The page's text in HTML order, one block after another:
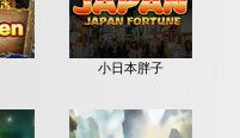
小日本胖子